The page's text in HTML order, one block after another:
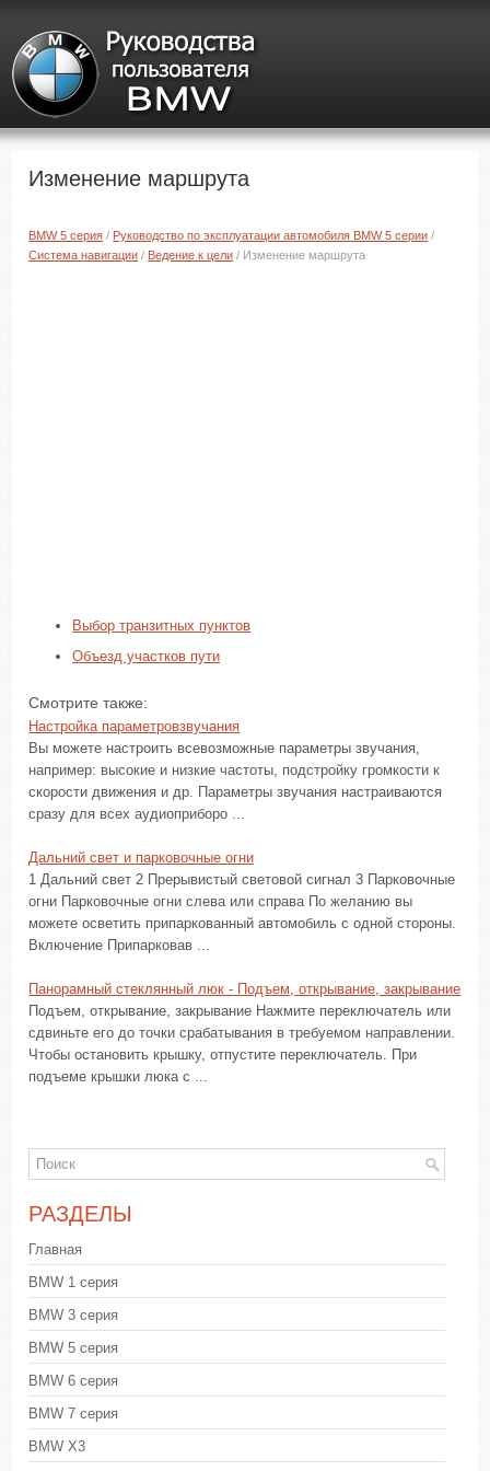
Изменение маршрута
BMW 5 серия / Руководство по эксплуатации автомобиля BMW 5 серии /
Система навигации / Ведение к цели / Изменение маршрута
Выбор транзитных пунктов
Объезд участков пути
Смотрите также:
Настройка параметровзвучания
Вы можете настроить всевозможные параметры звучания,
например: высокие и низкие частоты, подстройку громкости к
скорости движения и др. Параметры звучания настраиваются
сразу для всех аудиоприборо ...
Дальний свет и парковочные огни
1 Дальний свет 2 Прерывистый световой сигнал 3 Парковочные
огни Парковочные огни слева или справа По желанию вы
можете осветить припаркованный автомобиль с одной стороны.
Включение Припарковав ...
Панорамный стеклянный люк - Подъем, открывание, закрывание
Подъем, открывание, закрывание Нажмите переключатель или
сдвиньте его до точки срабатывания в требуемом направлении.
Чтобы остановить крышку, отпустите переключатель. При
подъеме крышки люка с ...
РАЗДЕЛЫ
Главная
BMW 1 серия
BMW 3 серия
BMW 5 серия
BMW 6 серия
BMW 7 серия
BMW X3